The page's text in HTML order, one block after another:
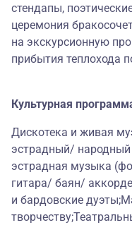
стендапы,
церемония
на экскурсионную
прибытия теплохода
Культурная
Дискотека и живая
эстрадный/ народный
эстрадная музыка
гитара/ баян/
и бардовские